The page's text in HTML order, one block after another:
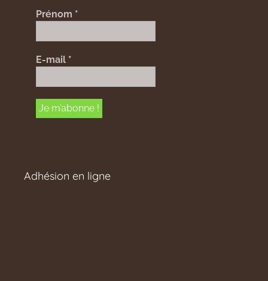
Prénom *
E-mail *
Adhésion en ligne